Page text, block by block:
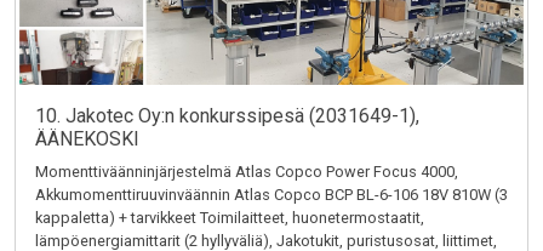
10. Jakotec Oy:n konkurssipesä (2031649-1),
ÄÄNEKOSKI
Momenttiväänninjärjestelmä Atlas Copco Power Focus 4000,
Akkumomenttiruuvinväännin Atlas Copco BCP BL-6-106 18V 810W (3
kappaletta) + tarvikkeet Toimilaitteet, huonetermostaatit,
lämpöenergiamittarit (2 hyllyväliä), Jakotukit, puristusosat, liittimet,